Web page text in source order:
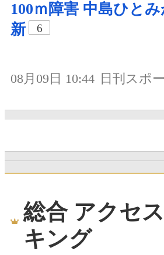
100ｍ障害 中島ひと
新
6
08月09日 10:44 日刊スポ
総合 アクセ
キング